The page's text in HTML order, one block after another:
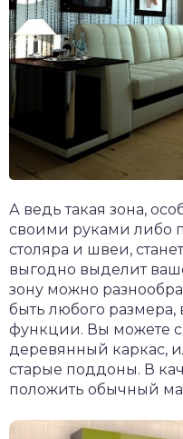
А ведь такая зона,
своими руками либо
столяра и швеи,
выгодно выделит
зону можно
быть любого
функции. Вы можете
деревянный каркас,
старые поддоны. В
положить обычный